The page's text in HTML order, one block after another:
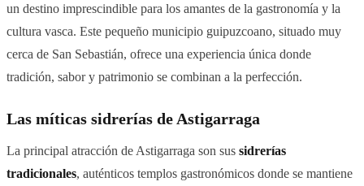
un destino imprescindible para los amantes de la gastronomía y la
cultura vasca. Este pequeño municipio guipuzcoano, situado muy
cerca de San Sebastián, ofrece una experiencia única donde
tradición, sabor y patrimonio se combinan a la perfección.
Las míticas sidrerías de Astigarraga
La principal atracción de Astigarraga son sus sidrerías
tradicionales, auténticos templos gastronómicos donde se mantiene